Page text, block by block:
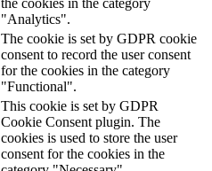
the cookies in the category
"Analytics".
The cookie is set by GDPR cookie
consent to record the user consent
for the cookies in the category
"Functional".
This cookie is set by GDPR
Cookie Consent plugin. The
cookies is used to store the user
consent for the cookies in the